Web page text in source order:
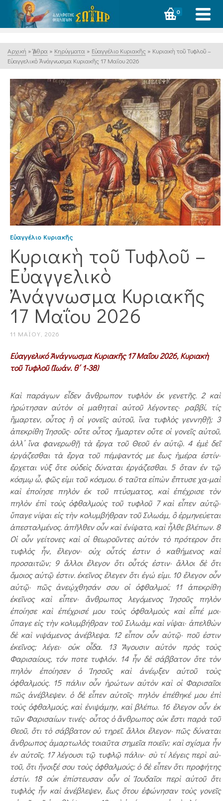
0
Αρχική » Ἄρθρα » Κηρύγματα » Εὐαγγέλιο Κυριακῆς » Κυριακὴ τoῦ Τυφλοῦ –
Εὐαγγελικὸ Ἀνάγνωσμα Κυριακῆς 17 Μαΐου 2026
Εὐαγγέλιο Κυριακῆς
Κυριακὴ τoῦ Τυφλοῦ –
Εὐαγγελικὸ
Ἀνάγνωσμα Κυριακῆς
17 Μαΐου 2026
11 ΜΑΪ́ΟΥ, 2026
Εὐαγγελικό Ἀνάγνωσμα Κυριακῆς 17 Μαΐου 2026, Κυριακὴ
τoῦ Τυφλοῦ (Ἰωάν. θ΄ 1-38)
Καὶ παράγων εἶδεν ἄν­θρω­πον τυφλὸν ἐκ γε­νε­τῆς. 2 καὶ
ἠρώτησαν αὐτὸν οἱ μαθηταὶ αὐτοῦ λέγοντες· ραβ­βί, τίς
ἥμαρτεν, οὗτος ἢ οἱ γονεῖς αὐτοῦ, ἵνα τυφλὸς γεννηθῇ; 3
ἀπεκρίθη Ἰησοῦς· οὔτε οὗτος ἥμαρτεν οὔτε οἱ γο­νεῖς αὐτοῦ,
ἀλλ’ ἵνα φανε­ρωθῇ τὰ ἔργα τοῦ Θε­οῦ ἐν αὐτῷ. 4 ἐμὲ δεῖ
ἐργάζεσθαι τὰ ἔργα τοῦ πέμψαντός με ἕως ἡμέρα ἐστίν·
ἔρχεται νὺξ ὅτε οὐδεὶς δύναται ἐργάζεσθαι. 5 ὅταν ἐν τῷ
κόσμῳ ὦ, φῶς εἰμι τοῦ κόσμου. 6 ταῦτα εἰπὼν ἔπτυσε χα­-μαὶ
καὶ ἐποίησε πηλὸν ἐκ τοῦ πτύσματος, καὶ ἐπέ­χρισε τὸν
πηλὸν ἐπὶ τοὺς ὀφθαλμοὺς τοῦ τυφλοῦ 7 καὶ εἶπεν αὐτῷ·
ὕπαγε νίψαι εἰς τὴν κολυμβήθραν τοῦ Σιλωάμ, ὃ ἑρμηνεύεται
ἀπεσταλμένος. ἀπῆλθεν οὖν καὶ ἐνίψατο, καὶ ἦλθε βλέπων. 8
Οἱ οὖν γείτονες καὶ οἱ θεωροῦντες αὐτὸν τὸ πρότερον ὅτι
τυφλὸς ἦν, ἔλεγον· οὐχ οὗτός ἐστιν ὁ καθήμενος καὶ
προσαιτῶν; 9 ἄλλοι ἔλεγον ὅτι οὗτός ἐστιν· ἄλλοι δὲ ὅτι
ὅμοιος αὐτῷ ἐστιν. ἐκεῖνος ἔλεγεν ὅτι ἐγώ εἰμι. 10 ἔλεγον οὖν
αὐτῷ· πῶς ἀνεῴχθησάν σου οἱ ὀφθαλ­μοί; 11 ἀπεκρίθη
ἐκεῖνος καὶ εἶ­πεν· ἄνθρωπος λεγόμενος Ἰησοῦς πηλὸν
ἐποίησε καὶ ἐπέχρισέ μου τοὺς ὀφθαλ­μοὺς καὶ εἶπέ μοι·
ὕπαγε εἰς τὴν κολυμβήθραν τοῦ Σιλωὰμ καὶ νίψαι· ἀπελ­θὼν
δὲ καὶ νιψάμενος ἀνέβλε­ψα. 12 εἶπον οὖν αὐτῷ· ποῦ ἐστιν
ἐκεῖνος; λέγει· οὐκ οἶ­δα. 13 Ἄγουσιν αὐτὸν πρὸς τοὺς
Φαρισαίους, τόν ποτε τυφλόν. 14 ἦν δὲ σάββατον ὅτε τὸν
πηλὸν ἐποίησεν ὁ Ἰησοῦς καὶ ἀνέῳξεν αὐτοῦ τοὺς
ὀφθαλμούς. 15 πάλιν οὖν ἠρώτων αὐ­τὸν καὶ οἱ Φαρισαῖοι
πῶς ἀνέβλεψεν. ὁ δὲ εἶπεν αὐ­τοῖς· πηλὸν ἐπέθηκέ μου ἐπὶ
τοὺς ὀφθαλμούς, καὶ ἐνιψάμην, καὶ βλέπω. 16 ἔλεγον οὖν ἐκ
τῶν Φαρισαίων τινές· οὗτος ὁ ἄν­θρωπος οὐκ ἔστι παρὰ τοῦ
Θεοῦ, ὅτι τὸ σάββατον οὐ τηρεῖ. ἄλλοι ἔλεγον· πῶς δύ­­­­­­­­­­­­­­­­­­ναται
ἄνθρωπος ἁ­μαρ­­τωλὸς τοιαῦτα σημεῖα ποι­­εῖν; καὶ σχίσμα ἦν
ἐν αὐ­τοῖς. 17 λέγουσι τῷ τυφλῷ πάλιν· σὺ τί λέγεις περὶ αὐ­
τοῦ, ὅτι ἤνοιξέ σου τοὺς ὀφθαλμούς; ὁ δὲ εἶπεν ὅτι προφήτης
ἐστίν. 18 οὐκ ἐπίστευσαν οὖν οἱ Ἰουδαῖοι περὶ αὐτοῦ ὅτι
τυφλὸς ἦν καὶ ἀνέβλεψεν, ἕως ὅτου ἐφώνησαν τοὺς γονεῖς